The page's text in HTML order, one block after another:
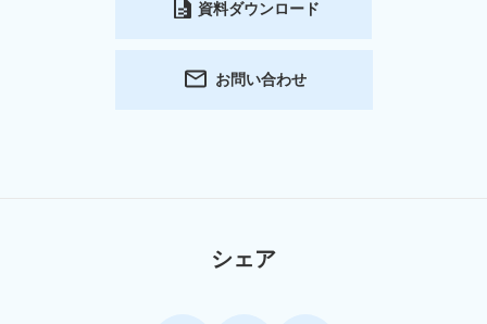
資料ダウンロード
お問い合わせ
シェア